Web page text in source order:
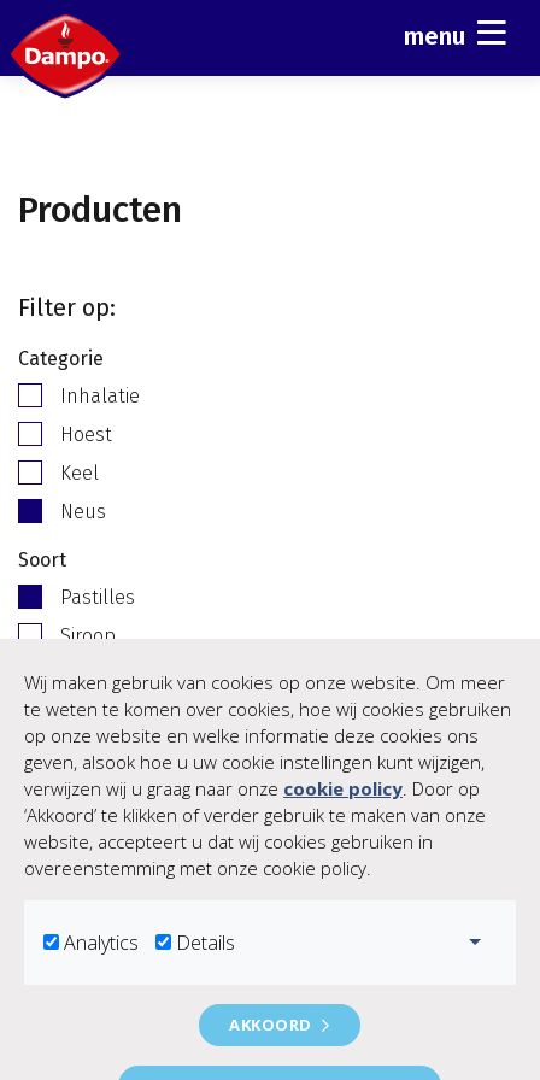
menu
Producten
Filter op:
Categorie
Inhalatie
Hoest
Keel
Neus
Soort
Pastilles
Siroop
Balsem
Overig
Leeftijd
Kinderen
Volwassenen
(Nog) geen producten.
Geneesmiddelen en medische hulpmiddelen. Lees voor het
Wij maken gebruik van cookies op onze website. Om meer
te weten te komen over cookies, hoe wij cookies gebruiken
op onze website en welke informatie deze cookies ons
geven, alsook hoe u uw cookie instellingen kunt wijzigen,
verwijzen wij u graag naar onze cookie policy. Door op
‘Akkoord’ te klikken of verder gebruik te maken van onze
website, accepteert u dat wij cookies gebruiken in
overeenstemming met onze cookie policy.
Analytics Details Toggle
AKKOORD